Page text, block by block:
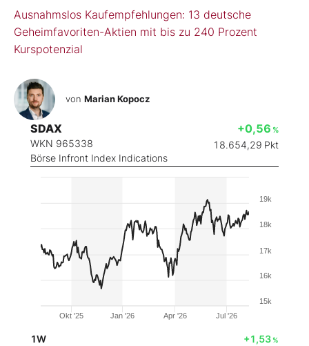
Ausnahmslos Kaufempfehlungen: 13 deutsche
Geheimfavoriten-Aktien mit bis zu 240 Prozent
Kurspotenzial
von Marian Kopocz
SDAX
WKN 965338
Börse Infront Index Indications
+0,56 %
18.654,29 Pkt
Okt '25 Jan '26 Apr '26 Jul '26
15k
16k
17k
18k
19k
1W +1,53%